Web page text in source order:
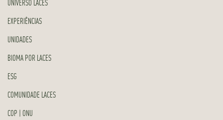
UNIVERSO LACES
EXPERIÊNCIAS
UNIDADES
BIOMA POR LACES
ESG
COMUNIDADE LACES
COP | ONU